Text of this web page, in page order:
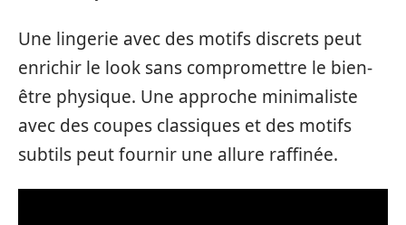
Une lingerie avec des motifs discrets peut
enrichir le look sans compromettre le bien-
être physique. Une approche minimaliste
avec des coupes classiques et des motifs
subtils peut fournir une allure raffinée.